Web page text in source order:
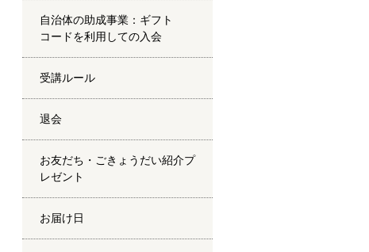
自治体の助成事業：ギフト
コードを利用しての入会
受講ルール
退会
お友だち・ごきょうだい紹介プ
レゼント
お届け日